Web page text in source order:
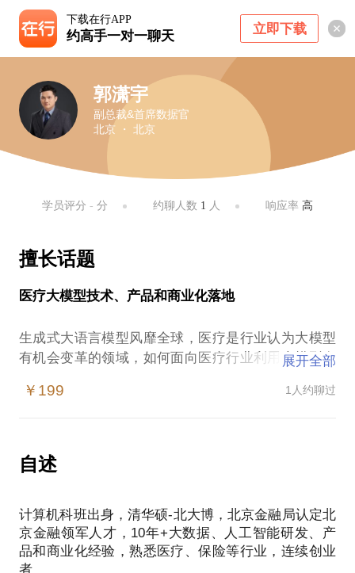
下载在行APP
约高手一对一聊天 立即下载
郭潇宇
副总裁&首席数据官
北京 ・ 北京
学员评分 - 分 约聊人数 1 人 响应率高
擅长话题
医疗大模型技术、产品和商业化落地
生成式大语言模型风靡全球，医疗是行业认为大模型
有机会变革的领域，如何面向医疗行业利用大模型在
与商业保险结合，促进多层次医疗保障体系建设。本
展开全部
￥199 1人约聊过
自述
计算机科班出身，清华硕-北大博，北京金融局认定北
京金融领军人才，10年+大数据、人工智能研发、产
品和商业化经验，熟悉医疗、保险等行业，连续创业